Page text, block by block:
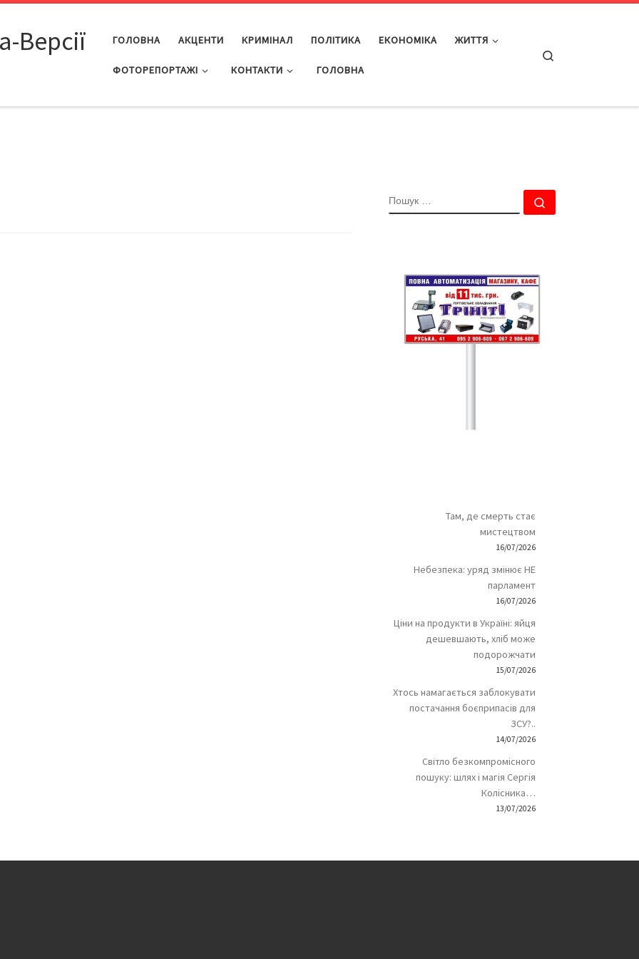
Версії ГОЛОВНА АКЦЕНТИ КРИМІНАЛ ПОЛІТИКА ЕКОНОМІКА ЖИТТЯ
ФОТОРЕПОРТАЖІ КОНТАКТИ ГОЛОВНА
ПОШУК
Там, де смерть стає
мистецтвом
16/07/2026
Небезпека: уряд змінює НЕ
парламент
16/07/2026
Ціни на продукти в Україні: яйця
дешевшають, хліб може
подорожчати
15/07/2026
Хтось намагається заблокувати
постачання боєприпасів для
ЗСУ?..
14/07/2026
Світло безкомпромісного
пошуку: шлях і магія Сергія
Колісника…
13/07/2026